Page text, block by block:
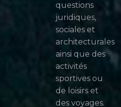
questions
juridiques,
sociales et
architecturales
ainsi que des
activités
sportives ou
de loisirs et
des voyages.